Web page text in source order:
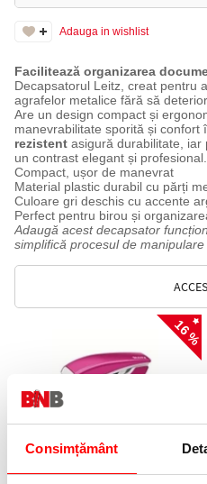
Consimțământ
Adauga in wishlist
Facilitează organizarea
Decapsatorul Leitz, creat pentru
agrafelor metalice fără să
Are un design compact și
manevrabilitate sporită și confort
rezistentasigură durabilitate, iar
un contrast elegant și profesional.
Compact, ușor de manevrat
Material plastic durabil cu părți
Culoare gri deschis cu accente
Perfect pentru birou și
Adaugă acest decapsator
simplifică procesul de
16 %
Mini NeXXt Series, 10 coli, roz